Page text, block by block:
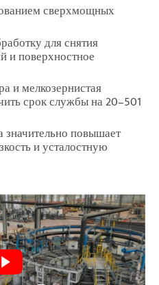
сверхмощных
для снятия
и поверхностное
и мелкозернистая
срок службы на 20–501
значительно повышает
и усталостную